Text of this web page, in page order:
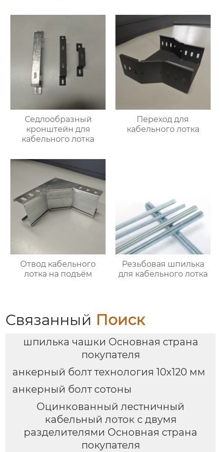
Седлообразный
кронштейн для
кабельного лотка
Переход для
кабельного лотка
Отвод кабельного
лотка на подъём
Резьбовая шпилька
для кабельного лотка
Связанный Поиск
шпилька чашки Основная страна
покупателя
анкерный болт технология 10x120 мм
анкерный болт сотоны
Оцинкованный лестничный
кабельный лоток с двумя
разделителями Основная страна
покупателя